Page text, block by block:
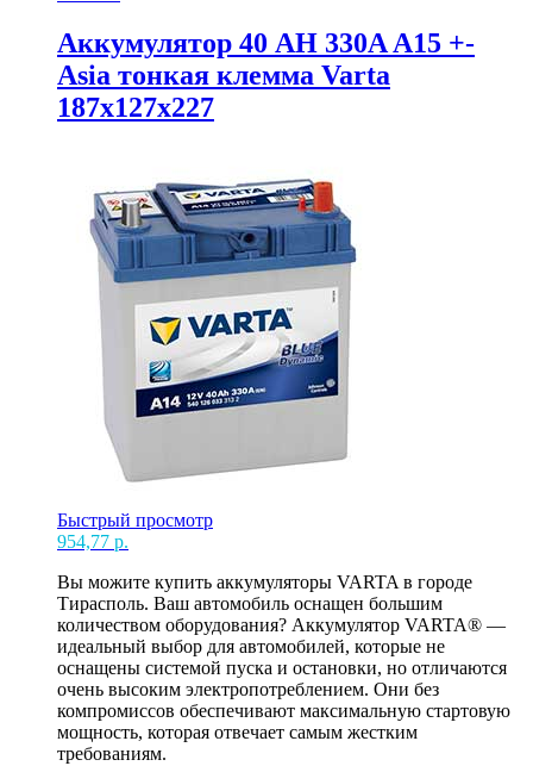
Аккумулятор 40 AH 330A A15 +-
Asia тонкая клемма Varta
187x127x227
Быстрый просмотр
954,77 р.
Вы можите купить аккумуляторы VARTA в городе
Тирасполь. Ваш автомобиль оснащен большим
количеством оборудования? Аккумулятор VARTA® —
идеальный выбор для автомобилей, которые не
оснащены системой пуска и остановки, но отличаются
очень высоким электропотреблением. Они без
компромиссов обеспечивают максимальную стартовую
мощность, которая отвечает самым жестким
требованиям.